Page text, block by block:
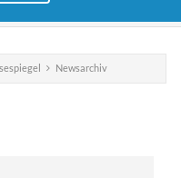
Newsarchiv
adipiscing
eget dolor.